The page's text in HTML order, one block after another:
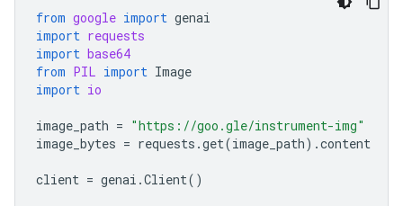
from google import genai
import requests
import base64
from PIL import Image
import io
image_path = "https://goo.gle/instrument-img"
image_bytes = requests .get(image_path) .content
client = genai .Client()